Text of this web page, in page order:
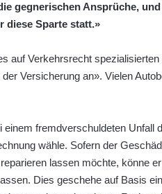
gegnerischen Ansprüche,
diese Sparte statt.»
auf Verkehrsrecht
Versicherung an». Vielen
fremdverschuldeten Unfall
wähle. Sofern der
lassen möchte, könne
Dies geschehe auf Basis